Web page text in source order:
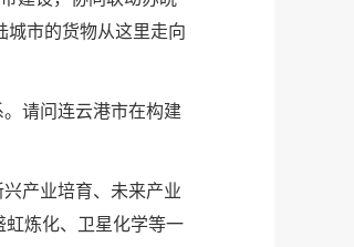
城市的货物从这里走向
请问连云港市在构建
产业培育、未来产业
虹炼化、卫星化学等一